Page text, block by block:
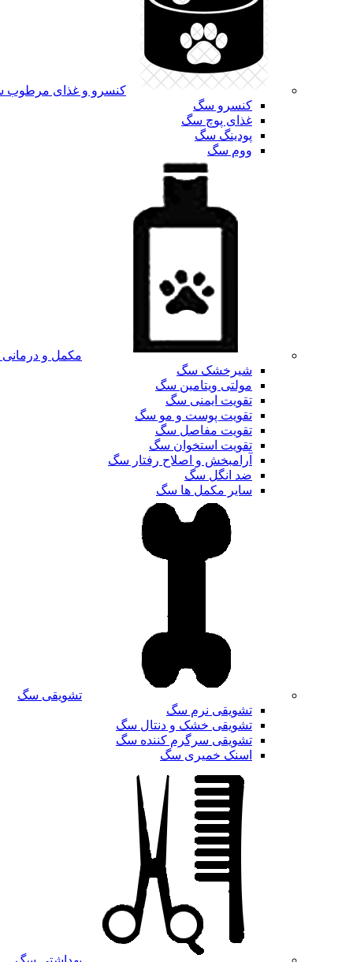
کنسرو و غذای
کنسرو سگ
غذای پوچ سگ
پودینگ سگ
ووم سگ
مکمل و
شیرخشک سگ
مولتی ویتامین سگ
تقویت ایمنی سگ
تقویت پوست و مو سگ
تقویت مفاصل سگ
تقویت استخوان سگ
آرامبخش و اصلاح رفتار سگ
ضد انگل سگ
سایر مکمل ها سگ
تشویقی سگ
تشویقی نرم سگ
تشویقی خشک و دنتال سگ
تشویقی سرگرم کننده سگ
اسنک خمیری سگ